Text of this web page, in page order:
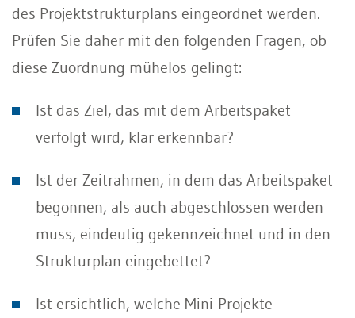
des Projektstrukturplans eingeordnet werden.
Prüfen Sie daher mit den folgenden Fragen, ob
diese Zuordnung mühelos gelingt:
Ist das Ziel, das mit dem Arbeitspaket
verfolgt wird, klar erkennbar?
Ist der Zeitrahmen, in dem das Arbeitspaket
begonnen, als auch abgeschlossen werden
muss, eindeutig gekennzeichnet und in den
Strukturplan eingebettet?
Ist ersichtlich, welche Mini-Projekte